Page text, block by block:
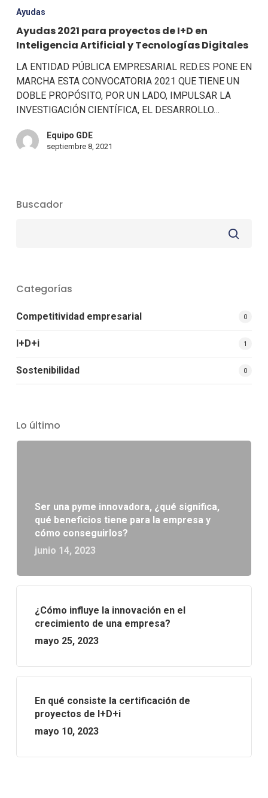
Ayudas
Ayudas 2021 para proyectos de I+D en
Inteligencia Artificial y Tecnologías Digitales
LA ENTIDAD PÚBLICA EMPRESARIAL RED.ES PONE EN
MARCHA ESTA CONVOCATORIA 2021 QUE TIENE UN
DOBLE PROPÓSITO, POR UN LADO, IMPULSAR LA
INVESTIGACIÓN CIENTÍFICA, EL DESARROLLO…
Equipo GDE
septiembre 8, 2021
Buscador
Categorías
Competitividad empresarial 0
I+D+i 1
Sostenibilidad 0
Lo último
Ser una pyme innovadora, ¿qué significa,
qué beneficios tiene para la empresa y
cómo conseguirlos?
junio 14, 2023
¿Cómo influye la innovación en el
crecimiento de una empresa?
mayo 25, 2023
En qué consiste la certificación de
proyectos de I+D+i
mayo 10, 2023